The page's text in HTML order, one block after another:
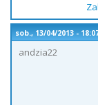
sob., 13/04/2013 -
andzia22